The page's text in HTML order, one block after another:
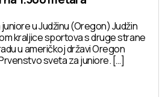
u Judžinu (Oregon) Judžin
kraljice sportova s druge strane
u američkoj državi Oregon
sveta za juniore. […]